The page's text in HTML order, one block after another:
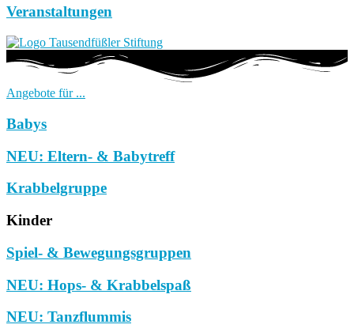
Veranstaltungen
Angebote für ...
Babys
NEU: Eltern- & Babytreff
Krabbelgruppe
Kinder
Spiel- & Bewegungsgruppen
NEU: Hops- & Krabbelspaß
NEU: Tanzflummis